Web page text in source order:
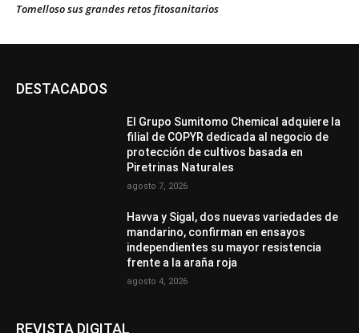
Tomelloso sus grandes retos fitosanitarios
DESTACADOS
El Grupo Sumitomo Chemical adquiere la
filial de COPYR dedicada al negocio de
protección de cultivos basada en
Piretrinas Naturales
agosto 7, 2026
Havva y Sigal, dos nuevas variedades de
mandarino, confirman en ensayos
independientes su mayor resistencia
frente a la araña roja
agosto 4, 2026
REVISTA DIGITAL